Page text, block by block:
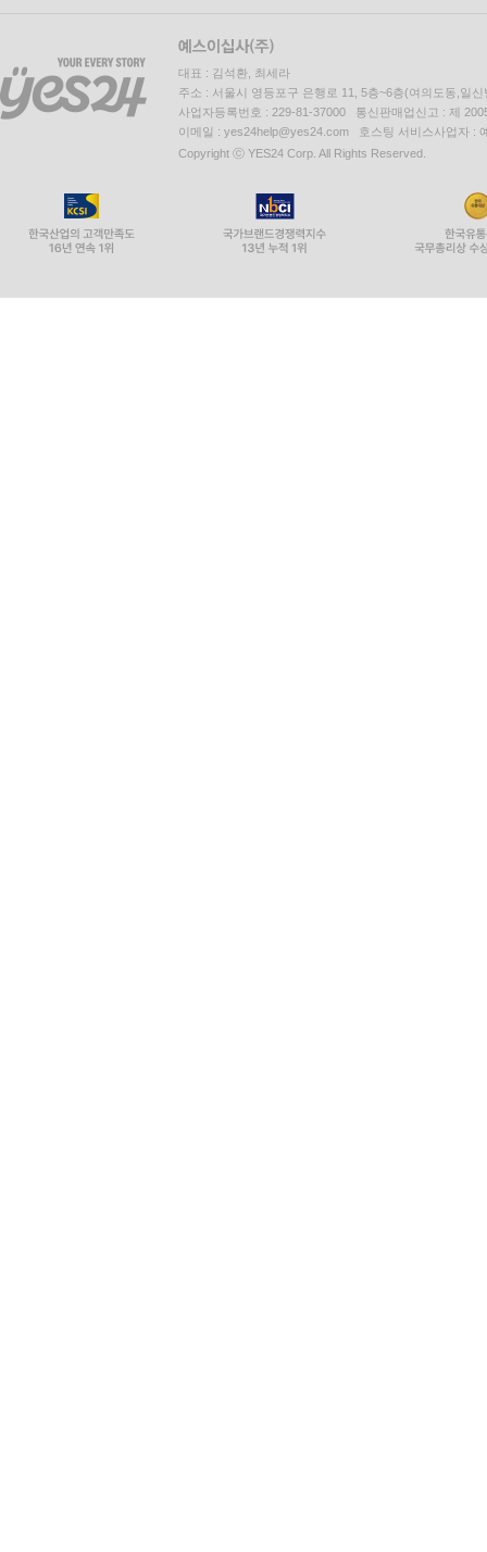
대표 : 김석환, 최세라
주소 : 서울시 영등포구 은행로 11, 5층~6층(여의도동,일신
사업자등록번호 : 229-81-37000 통신판매업신고 : 제
이메일 : yes24help@yes24.com 호스팅 서비스사업자 :
Copyright ⓒ YES24 Corp. All Rights Reserved.